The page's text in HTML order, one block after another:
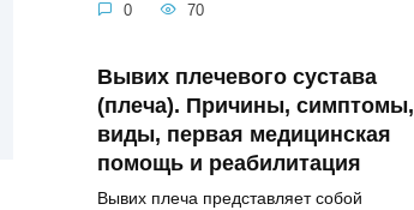
0 70
Вывих плечевого сустава
(плеча). Причины, симптомы,
виды, первая медицинская
помощь и реабилитация
Вывих плеча представляет собой